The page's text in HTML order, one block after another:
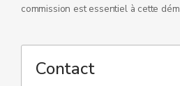
commission est essentiel à cette
Contact